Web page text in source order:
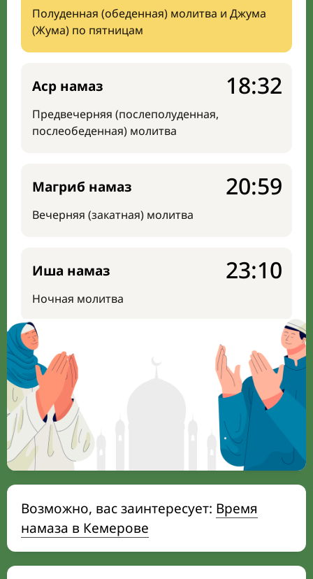
Полуденная (обеденная) молитва и Джума
(Жума) по пятницам
Аср намаз
Предвечерняя (послеполуденная,
послеобеденная) молитва
18:32
Магриб намаз
Вечерняя (закатная) молитва
20:59
Иша намаз
Ночная молитва
23:10
Возможно, вас заинтересует: Время
намаза в Кемерове